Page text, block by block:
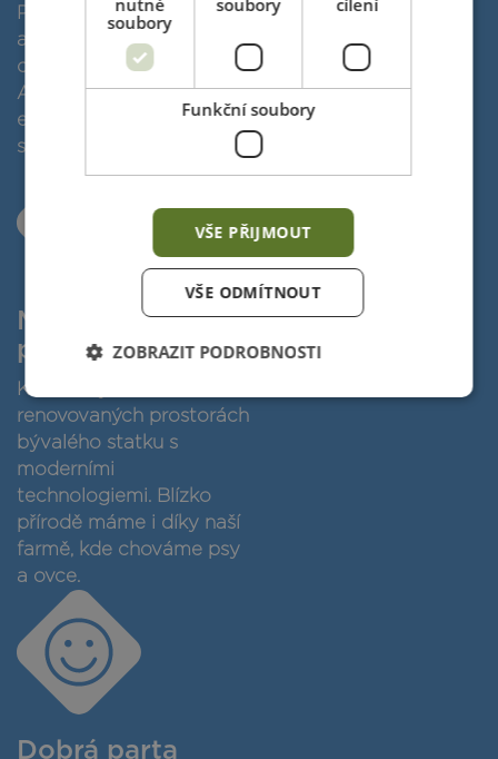
Pracujeme poctivě. Tak,
aby zvířatům krmivo
chutnalo i prospívalo.
Aby byla zdravá a plná
elánu. To nám dává
smysl.
Malebné
prostředí
Krmivo vyrábíme v
renovovaných prostorách
bývalého statku s
moderními
technologiemi. Blízko
přírodě máme i díky naší
farmě, kde chováme psy
a ovce.
Dobrá parta
nutné
soubory
soubory cílení
Funkční soubory
VŠE PŘIJMOUT
VŠE ODMÍTNOUT
ZOBRAZIT PODROBNOSTI